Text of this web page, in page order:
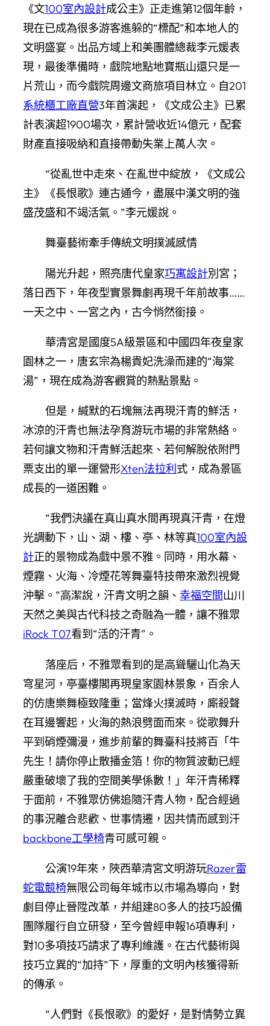
《文100室內設計成公主》正走進第12個年齡，
現在已成為很多游客進躲的“標配”和本地人的
文明盛宴。出品方域上和美團體總裁李元媛表
現，最後準備時，戲院地點地寶瓶山還只是一
片荒山，而今戲院周邊文商旅項目林立。自201
系統櫃工廠直營3年首演起，《文成公主》已累
計表演超1900場次，累計營收近14億元，配套
財產直接吸納和直接帶動失業上萬人次。
“從亂世中走來、在亂世中綻放，《文成公
主》《長恨歌》連古通今，盡展中漢文明的強
盛茂盛和不竭活氣。”李元媛說。
舞臺藝術牽手傳統文明撲滅感情
陽光升起，照亮唐代皇家巧寓設計別宮；
落日西下，年夜型實景舞劇再現千年前故事……
一天之中、一宮之內，古今悄然銜接。
華清宮是國度5A級景區和中國四年夜皇家
園林之一，唐玄宗為楊貴妃洗澡而建的“海棠
湯”，現在成為游客觀賞的熱點景點。
但是，緘默的石塊無法再現汗青的鮮活，
冰涼的汗青也無法孕育游玩市場的非常熱絡。
若何讓文物和汗青鮮活起來、若何解脫依附門
票支出的單一運營形Xten法拉利 式，成為景區
成長的一道困難。
“我們決議在真山真水間再現真汗青，在燈
光調動下，山、湖、樓、亭、林等真100室內設
計正的景物成為戲中景不雅。同時，用水幕、
煙霧、火海、冷煙花等舞臺特技帶來激烈視覺
沖擊。”高潔說，汗青文明之韻、 幸福空間山川
天然之美與古代科技之奇融為一體，讓不雅眾
iRock T07看到“活的汗青”。
落座后，不雅眾看到的是高聳驪山化為天
穹星河，亭臺樓閣再現皇家園林景象，百余人
的仿唐樂舞極致隆重；當烽火撲滅時，廝殺聲
在耳邊響起，火海的熱浪劈面而來。從歌舞升
平到硝煙彌漫，進步前輩的舞臺科技將百「牛
先生！請你停止散播金箔！你的物質波動已經
嚴重破壞了我的空間美學係數！」年汗青稀釋
于面前，不雅眾仿佛追隨汗青人物，配合經過
的事況離合悲歡、世事情遷，因共情而感到汗
backbone工學椅青可感可親。
公演19年來，陜西華清宮文明游玩Razer雷
蛇電競椅無限公司每年城市以市場為導向，對
劇目停止晉陞改革，并組建80多人的技巧設備
團隊履行自立研發，至今曾經申報16項專利，
對10多項技巧請求了專利維護。在古代藝術與
技巧立異的“加持”下，厚重的文明內核獲得新
的傳承。
“人們對《長恨歌》的愛好，是對情勢立異